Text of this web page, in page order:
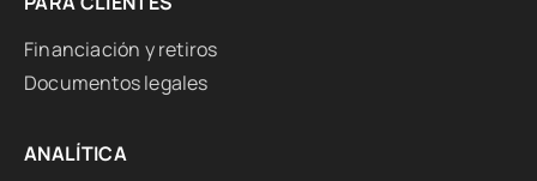
Financiación y retiros
Documentos legales
ANALÍTICA